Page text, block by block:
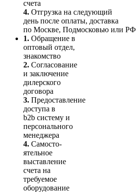
счета
4. Отгрузка на следующий
день после оплаты, доставка
по Москве, Подмосковью или РФ
1. Обращение в
оптовый отдел,
знакомство
2. Согласование
и заключение
дилерского
договора
3. Пре­до­ста­вле­ние
доступа в
b2b систему и
персо­нального
мене­джера
4. Само­сто­-
ятель­ное
выставление
счета на
требуемое
оборудование